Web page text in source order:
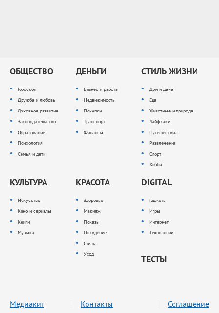
ОБЩЕСТВО
Гороскоп
Дружба и любовь
Духовное развитие
Законодательство
Образование
Психология
Семья и дети
ДЕНЬГИ
Бизнес и работа
Недвижимость
Покупки
Транспорт
Финансы
СТИЛЬ ЖИЗНИ
Дом и дача
Еда
Животные и природа
Лайфхаки
Путешествия
Развлечения
Спорт
Хобби
КУЛЬТУРА
Искусство
Кино и сериалы
Книги
Музыка
КРАСОТА
Здоровье
Макияж
Показы
Похудение
Стиль
Уход
DIGITAL
Гаджеты
Игры
Интернет
Технологии
ТЕСТЫ
Медиакит Контакты Соглашение